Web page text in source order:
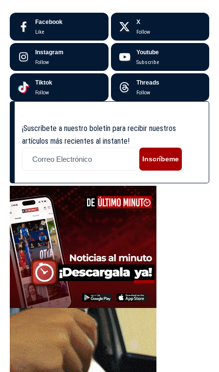
Facebook
Like
X
Follow
Instagram
Follow
Youtube
Subscribe
Tiktok
Follow
Threads
Follow
¡Suscríbete a nuestro boletín para recibir nuestros
artículos más recientes al instante!
Inscríbeme